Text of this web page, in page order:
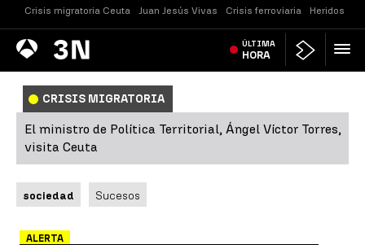
Crisis migratoria Ceuta Juan Jesús Vivas Crisis ferroviaria Heridos
Antena
3 Noticias ÚLTIMA
HORA
CRISIS MIGRATORIA
El ministro de Política Territorial, Ángel Víctor Torres,
visita Ceuta
sociedad Sucesos
ALERTA